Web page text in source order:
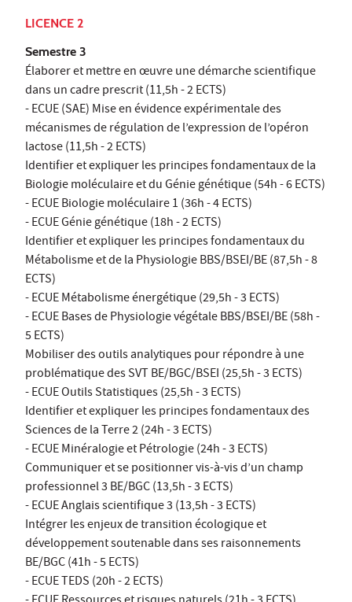
LICENCE 2
Semestre 3
Élaborer et mettre en œuvre une démarche scientifique
dans un cadre prescrit (11,5h - 2 ECTS)
- ECUE (SAE) Mise en évidence expérimentale des
mécanismes de régulation de l’expression de l’opéron
lactose (11,5h - 2 ECTS)
Identifier et expliquer les principes fondamentaux de la
Biologie moléculaire et du Génie génétique (54h - 6 ECTS)
- ECUE Biologie moléculaire 1 (36h - 4 ECTS)
- ECUE Génie génétique (18h - 2 ECTS)
Identifier et expliquer les principes fondamentaux du
Métabolisme et de la Physiologie BBS/BSEI/BE (87,5h - 8
ECTS)
- ECUE Métabolisme énergétique (29,5h - 3 ECTS)
- ECUE Bases de Physiologie végétale BBS/BSEI/BE (58h -
5 ECTS)
Mobiliser des outils analytiques pour répondre à une
problématique des SVT BE/BGC/BSEI (25,5h - 3 ECTS)
- ECUE Outils Statistiques (25,5h - 3 ECTS)
Identifier et expliquer les principes fondamentaux des
Sciences de la Terre 2 (24h - 3 ECTS)
- ECUE Minéralogie et Pétrologie (24h - 3 ECTS)
Communiquer et se positionner vis-à-vis d’un champ
professionnel 3 BE/BGC (13,5h - 3 ECTS)
- ECUE Anglais scientifique 3 (13,5h - 3 ECTS)
Intégrer les enjeux de transition écologique et
développement soutenable dans ses raisonnements
BE/BGC (41h - 5 ECTS)
- ECUE TEDS (20h - 2 ECTS)